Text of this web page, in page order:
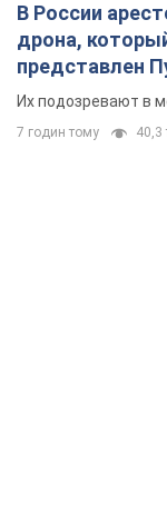
В России
дрона,
представлен
Их подозревают в
7 годин тому 40,3